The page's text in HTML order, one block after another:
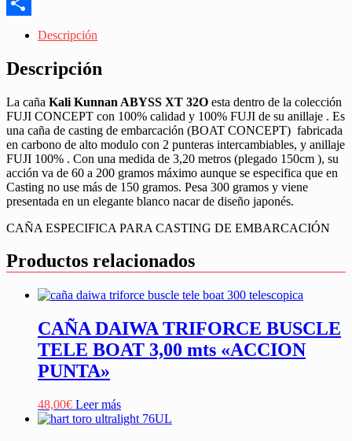
Descripción
Descripción
La caña Kali Kunnan ABYSS XT 32O esta dentro de la colección
FUJI CONCEPT con 100% calidad y 100% FUJI de su anillaje . Es
una caña de casting de embarcación (BOAT CONCEPT) fabricada
en carbono de alto modulo con 2 punteras intercambiables, y anillaje
FUJI 100% . Con una medida de 3,20 metros (plegado 150cm ), su
acción va de 60 a 200 gramos máximo aunque se especifica que en
Casting no use más de 150 gramos. Pesa 300 gramos y viene
presentada en un elegante blanco nacar de diseño japonés.
CAÑA ESPECIFICA PARA CASTING DE EMBARCACIÓN
Productos relacionados
CAÑA DAIWA TRIFORCE BUSCLE
TELE BOAT 3,00 mts «ACCION
PUNTA»
48,00€ Leer más